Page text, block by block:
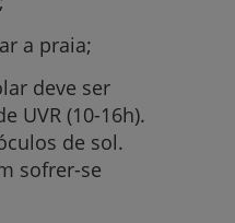
a praia;
deve ser
UVR (10-16h).
de sol.
sofrer-se